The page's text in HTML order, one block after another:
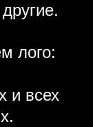
лого:
и всех